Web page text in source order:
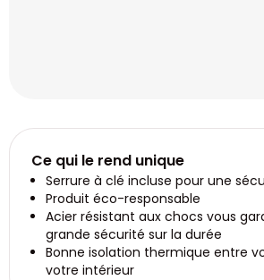
Ce qui le rend unique
Serrure à clé incluse pour une
Produit éco-responsable
Acier résistant aux chocs vous
grande sécurité sur la durée
Bonne isolation thermique entre
votre intérieur